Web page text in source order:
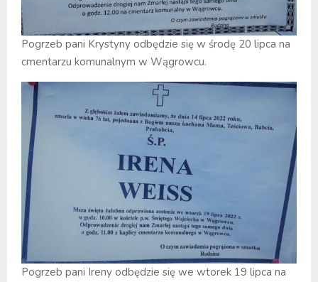
Pogrzeb pani Krystyny odbędzie się w środę 20 lipca na
cmentarzu komunalnym w Wągrowcu.
Pogrzeb pani Ireny odbędzie się we wtorek 19 lipca na